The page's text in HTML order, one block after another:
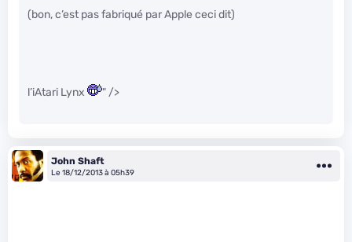
(bon, c’est pas fabriqué par Apple ceci dit)
l’iAtari Lynx " />
John Shaft
Le 18/12/2013 à 05h39